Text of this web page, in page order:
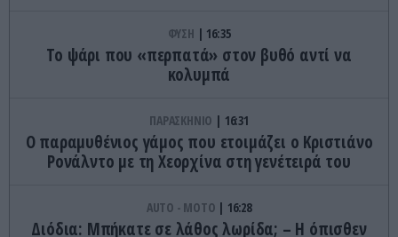
ΦΥΣΗ 16:35
Το ψάρι που «περπατά» στον βυθό αντί να
κολυμπά
ΠΑΡΑΣΚΗΝΙΟ 16:31
Ο παραμυθένιος γάμος που ετοιμάζει ο Κριστιάνο
Ρονάλντο με τη Χεορχίνα στη γενέτειρά του
AUTO - MOTO 16:28
Διόδια: Μπήκατε σε λάθος λωρίδα; – Η όπισθεν